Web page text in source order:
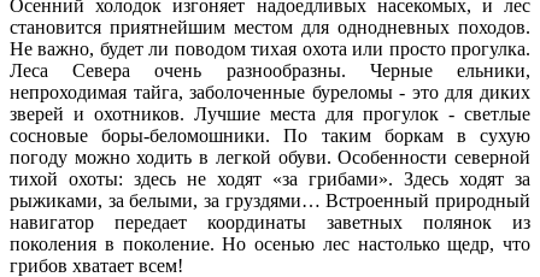
Осенний холодок изгоняет надоедливых насекомых, и лес
становится приятнейшим местом для однодневных походов.
Не важно, будет ли поводом тихая охота или просто прогулка.
Леса Севера очень разнообразны. Черные ельники,
непроходимая тайга, заболоченные буреломы - это для диких
зверей и охотников. Лучшие места для прогулок - светлые
сосновые боры-беломошники. По таким боркам в сухую
погоду можно ходить в легкой обуви. Особенности северной
тихой охоты: здесь не ходят «за грибами». Здесь ходят за
рыжиками, за белыми, за груздями… Встроенный природный
навигатор передает координаты заветных полянок из
поколения в поколение. Но осенью лес настолько щедр, что
грибов хватает всем!